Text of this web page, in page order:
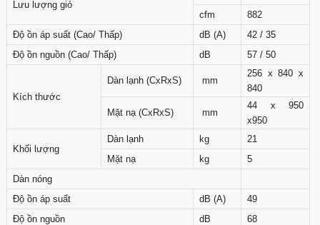
Lưu lượng gió
cfm
882
Độ ồn áp suất (Cao/ Thấp)
dB (A)
42 / 35
Độ ồn nguồn (Cao/ Thấp)
dB 57 / 50
Kích thước
Dàn lạnh (CxRxS) mm
256 x 840 x
840
Mặt nạ (CxRxS) mm
44 x 950
x950
Khối lượng
Dàn lạnh kg
21
Mặt nạ
kg
5
Dàn nóng
Độ ồn áp suất
dB (A)
49
Độ ồn nguồn
dB
68